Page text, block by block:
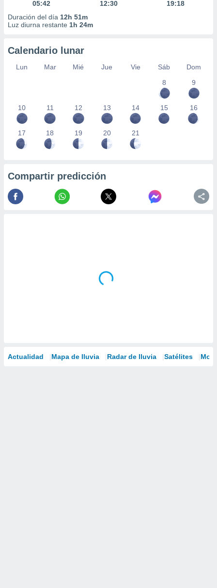
05:42
12:30
19:18
Duración del día 12h 51m
Luz diurna restante 1h 24m
Calendario lunar
Lun Mar Mié Jue Vie Sáb
Dom
8
9
10 11 12 13 14 15 16
17 18 19 20 21
Compartir predicción
Actualidad Mapa de lluvia Radar de lluvia Satélites